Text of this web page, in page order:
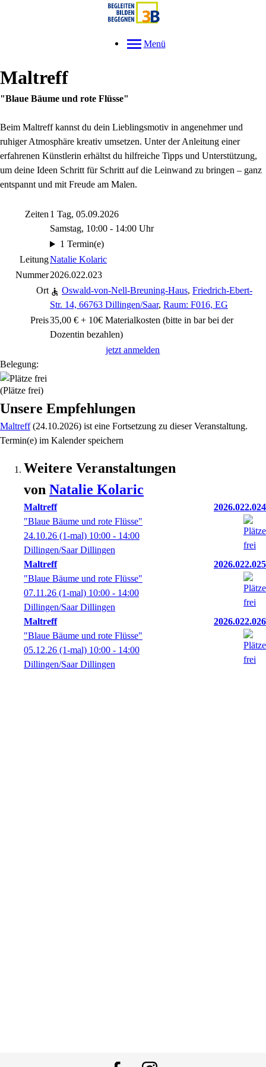
Menü
Maltreff
"Blaue Bäume und rote Flüsse"
Beim Maltreff kannst du dein Lieblingsmotiv in angenehmer und
ruhiger Atmosphäre kreativ umsetzen. Unter der Anleitung einer
erfahrenen Künstlerin erhältst du hilfreiche Tipps und Unterstützung,
um deine Ideen Schritt für Schritt auf die Leinwand zu bringen – ganz
entspannt und mit Freude am Malen.
Zeiten 1 Tag, 05.09.2026
Samstag, 10:00 - 14:00 Uhr
1 Termin(e)
LeitungNatalie Kolaric
Nummer2026.022.023
Ort
Oswald-von-Nell-Breuning-Haus, Friedrich-Ebert-
Str. 14, 66763 Dillingen/Saar, Raum: F016, EG
Preis35,00 € + 10€ Materialkosten (bitte in bar bei der
Dozentin bezahlen)
jetzt anmelden
Belegung:
(Plätze frei)
Unsere Empfehlungen
Maltreff(24.10.2026) ist eine Fortsetzung zu dieser Veranstaltung.
Termin(e) im Kalender speichern
Weitere Veranstaltungen
von Natalie Kolaric
Maltreff
2026.022.024
"Blaue Bäume und rote Flüsse"
24.10.26 (1-mal) 10:00 - 14:00
Dillingen/Saar Dillingen
Maltreff
2026.022.025
"Blaue Bäume und rote Flüsse"
07.11.26 (1-mal) 10:00 - 14:00
Dillingen/Saar Dillingen
Maltreff
2026.022.026
"Blaue Bäume und rote Flüsse"
05.12.26 (1-mal) 10:00 - 14:00
Dillingen/Saar Dillingen